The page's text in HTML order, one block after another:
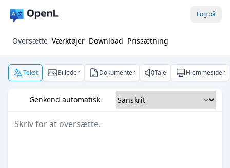
Log på
Oversætte Værktøjer Download Prissætning
Tekst Billeder Dokumenter Tale Hjemmesider
Genkend automatisk